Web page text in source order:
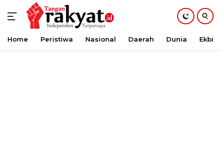
Langsung
Home Peristiwa Nasional Daerah Dunia Ekbis